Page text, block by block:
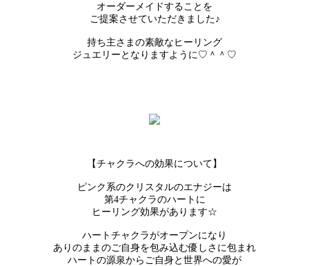
オーダーメイドすることを
ご提案させていただきました♪
持ち主さまの素敵なヒーリング
ジュエリーとなりますように♡＾＾♡
【チャクラへの効果について】
ピンク系のクリスタルのエナジーは
第4チャクラのハートに
ヒーリング効果があります☆
ハートチャクラがオープンになり
ありのままのご自身を包み込む優しさに包まれ
ハートの源泉からご自身と世界への愛が